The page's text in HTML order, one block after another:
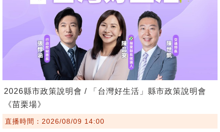
2026縣市政策說明會 / 「台灣好生活」縣市政策說明會
《苗栗場》
直播時間：2026/08/09 14:00